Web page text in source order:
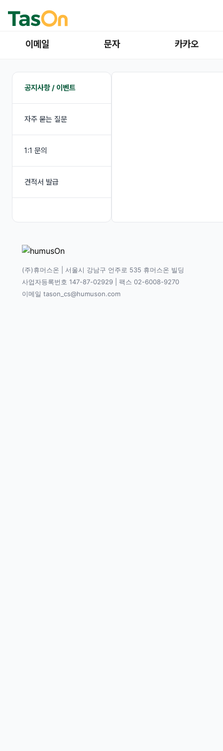
이메일 문자 카카오
공지사항 / 이벤트
자주 묻는 질문
1:1 문의
견적서 발급
(주)휴머스온 | 서울시 강남구 언주로 535 휴머스온 빌딩
사업자등록번호 147-87-02929 | 팩스 02-6008-9270
이메일 tason_cs@humuson.com